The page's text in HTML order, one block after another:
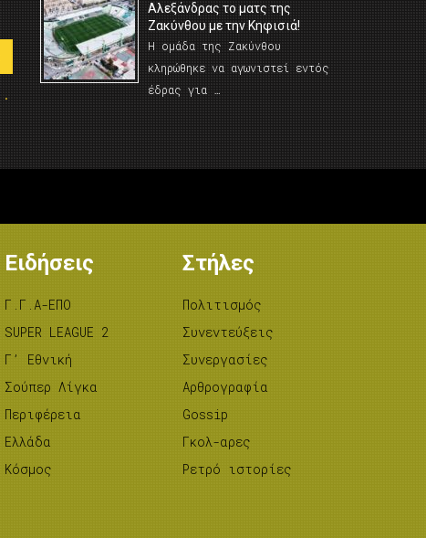
Αλεξάνδρας το ματς της
Ζακύνθου με την Κηφισιά!
Η ομάδα της Ζακύνθου
κληρώθηκε να αγωνιστεί εντός
έδρας για …
Ειδήσεις
Γ.Γ.Α-ΕΠΟ
SUPER LEAGUE 2
Γ’ Εθνική
Σούπερ Λίγκα
Περιφέρεια
Ελλάδα
Κόσμος
Στήλες
Πολιτισμός
Συνεντεύξεις
Συνεργασίες
Αρθρογραφία
Gossip
Γκολ-αρες
Ρετρό ιστορίες